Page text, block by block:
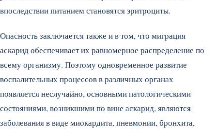
впоследствии питанием становятся эритроциты.
Опасность заключается также и в том, что миграция
аскарид обеспечивает их равномерное распределение по
всему организму. Поэтому одновременное развитие
воспалительных процессов в различных органах
появляется неслучайно, основными патологическими
состояниями, возникшими по вине аскарид, являются
заболевания в виде миокардита, пневмонии, бронхита,